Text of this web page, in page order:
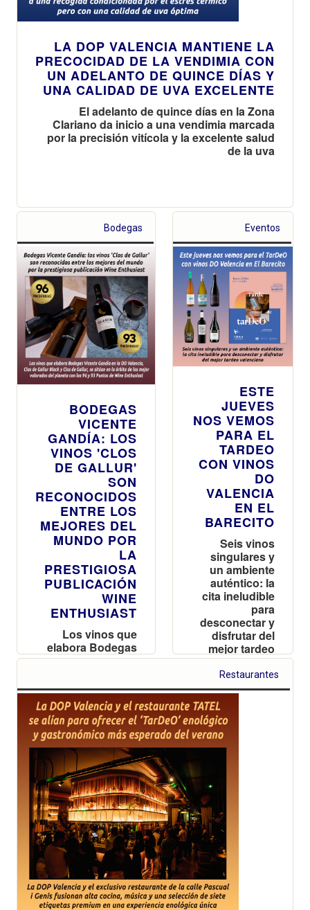
LA DOP VALENCIA MANTIENE LA
PRECOCIDAD DE LA VENDIMIA CON
UN ADELANTO DE QUINCE DÍAS Y
UNA CALIDAD DE UVA EXCELENTE
El adelanto de quince días en la Zona
Clariano da inicio a una vendimia marcada
por la precisión vitícola y la excelente salud
de la uva
Bodegas
BODEGAS
VICENTE
GANDÍA: LOS
VINOS 'CLOS
DE GALLUR'
SON
RECONOCIDOS
ENTRE LOS
MEJORES DEL
MUNDO POR
LA
PRESTIGIOSA
PUBLICACIÓN
WINE
ENTHUSIAST
Los vinos que
elabora Bodegas
Vicente Gandía
Clos de Gallur
Black y Clos de
Gallur, se sitúan
en la órbita de los
mejor valorados
del planeta con
los 96 y 93
Puntos de Wine
Enthusiast
Eventos
ESTE
JUEVES
NOS VEMOS
PARA EL
TARDEO
CON VINOS
DO
VALENCIA
EN EL
BARECITO
Seis vinos
singulares y
un ambiente
auténtico: la
cita ineludible
para
desconectar y
disfrutar del
mejor tardeo
valenciano
Restaurantes